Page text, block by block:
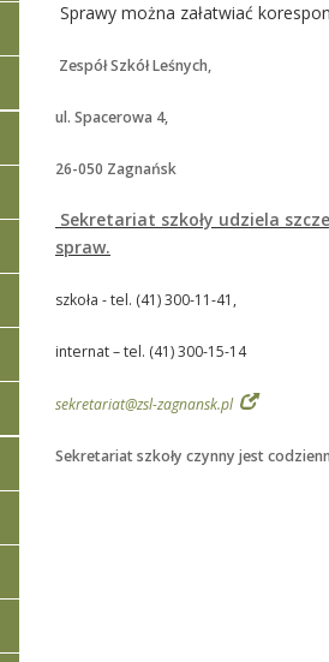
Sprawy można załatwiać
Zespół Szkół Leśnych,
ul. Spacerowa 4,
26-050 Zagnańsk
Sekretariat szkoły udziela
spraw.
szkoła - tel. (41) 300-11-41,
internat – tel. (41) 300-15-14
sekretariat@zsl-zagnansk.pl
Sekretariat szkoły czynny jest